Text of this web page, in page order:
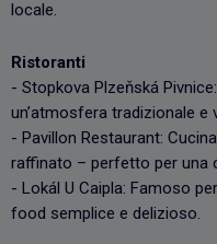
locale.
Ristoranti
- Stopkova Plzeňská
un’atmosfera tradizionale e
- Pavillon Restaurant:
raffinato – perfetto per una
- Lokál U Caipla: Famoso
food semplice e delizioso.